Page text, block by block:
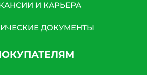
И КАРЬЕРА
ДОКУМЕНТЫ